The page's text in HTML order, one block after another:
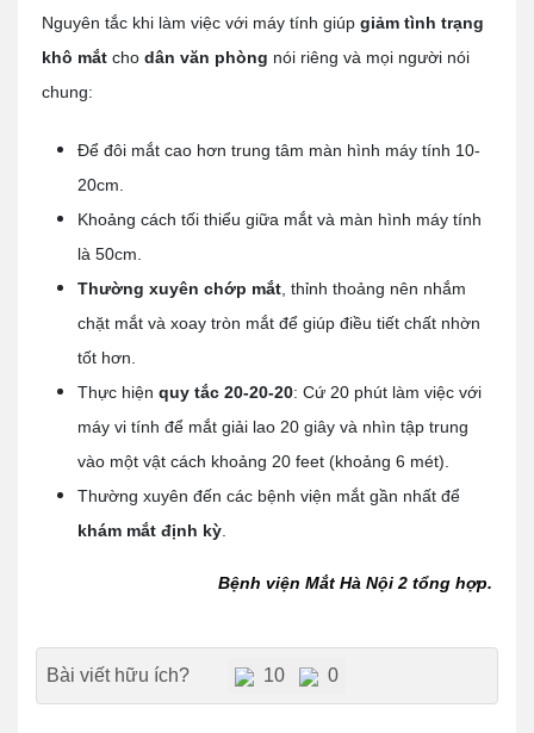
Nguyên tắc khi làm việc với máy tính giúp giảm tình trạng
khô mắt cho dân văn phòng nói riêng và mọi người nói
chung:
Để đôi mắt cao hơn trung tâm màn hình máy tính 10-
20cm.
Khoảng cách tối thiểu giữa mắt và màn hình máy tính
là 50cm.
Thường xuyên chớp mắt , thỉnh thoảng nên nhắm
chặt mắt và xoay tròn mắt để giúp điều tiết chất nhờn
tốt hơn.
Thực hiện quy tắc 20-20-20: Cứ 20 phút làm việc với
máy vi tính để mắt giải lao 20 giây và nhìn tập trung
vào một vật cách khoảng 20 feet (khoảng 6 mét).
Thường xuyên đến các bệnh viện mắt gần nhất để
khám mắt định kỳ
Bệnh viện Mắt Hà Nội 2 tổng hợp.
Bài viết hữu ích? 10 0